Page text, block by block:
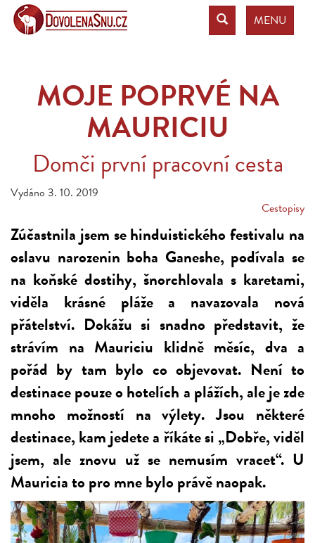
MENU
MOJE POPRVÉ NA
MAURICIU
Domči první pracovní cesta
Vydáno 3. 10. 2019
Cestopisy
Zúčastnila jsem se hinduistického festivalu na
oslavu narozenin boha Ganeshe, podívala se
na koňské dostihy, šnorchlovala s karetami,
viděla krásné pláže a navazovala nová
přátelství. Dokážu si snadno představit, že
strávím na Mauriciu klidně měsíc, dva a
pořád by tam bylo co objevovat. Není to
destinace pouze o hotelích a plážích, ale je zde
mnoho možností na výlety. Jsou některé
destinace, kam jedete a říkáte si „Dobře, viděl
jsem, ale znovu už se nemusím vracet“. U
Mauricia to pro mne bylo právě naopak.